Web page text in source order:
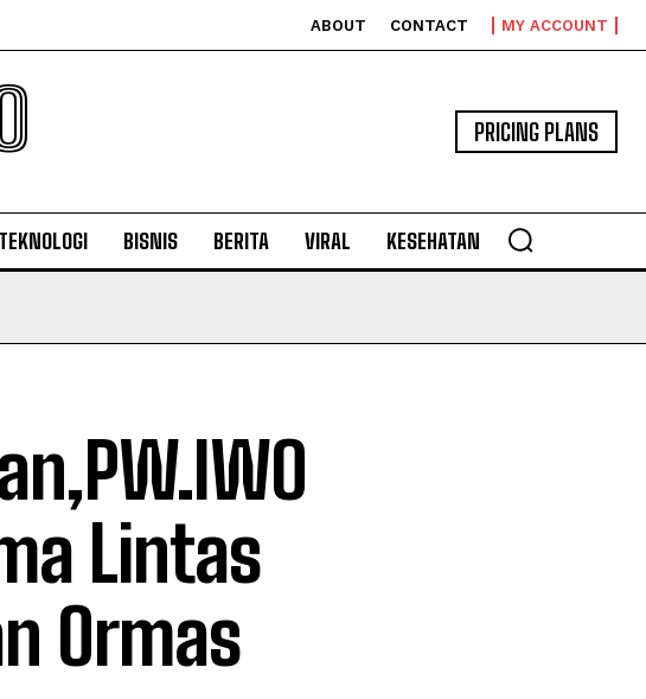
ABOUT CONTACT MY ACCOUNT
PRICING PLANS
TEKNOLOGI BISNIS BERITA VIRAL KESEHATAN
Lintas
Ormas